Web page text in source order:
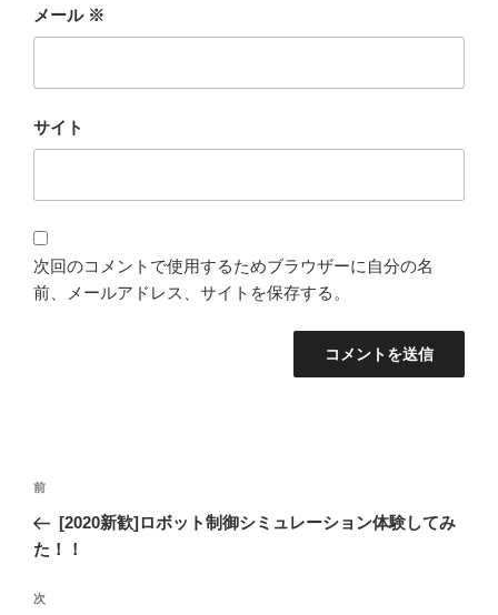
メール ※
サイト
次回のコメントで使用するためブラウザーに自分の名
前、メールアドレス、サイトを保存する。
投
ナ
ゲ
過
去
の
稿
前
[2020新歓]ロボット制御シミュレーション体験してみ
た！！
次
次